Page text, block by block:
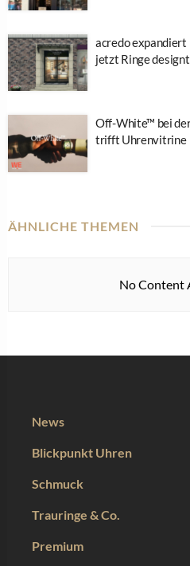
acredo expandiert
jetzt Ringe designt
Off-White™ bei
trifft Uhrenvitrine
ÄHNLICHE THEMEN
No Content
News
Blickpunkt Uhren
Schmuck
Trauringe & Co.
Premium